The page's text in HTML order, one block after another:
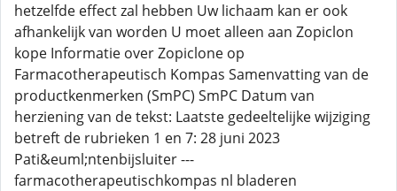
hetzelfde effect zal hebben Uw lichaam kan er ook
afhankelijk van worden U moet alleen aan Zopiclon
kope Informatie over Zopiclone op
Farmacotherapeutisch Kompas Samenvatting van de
productkenmerken (SmPC) SmPC Datum van
herziening van de tekst: Laatste gedeeltelijke wijziging
betreft de rubrieken 1 en 7: 28 juni 2023
Pati&euml;ntenbijsluiter ---
farmacotherapeutischkompas nl bladeren